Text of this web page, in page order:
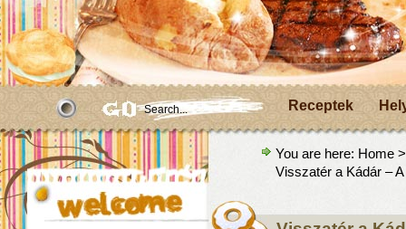
Receptek
You are here: Home
Visszatér a Kádár –